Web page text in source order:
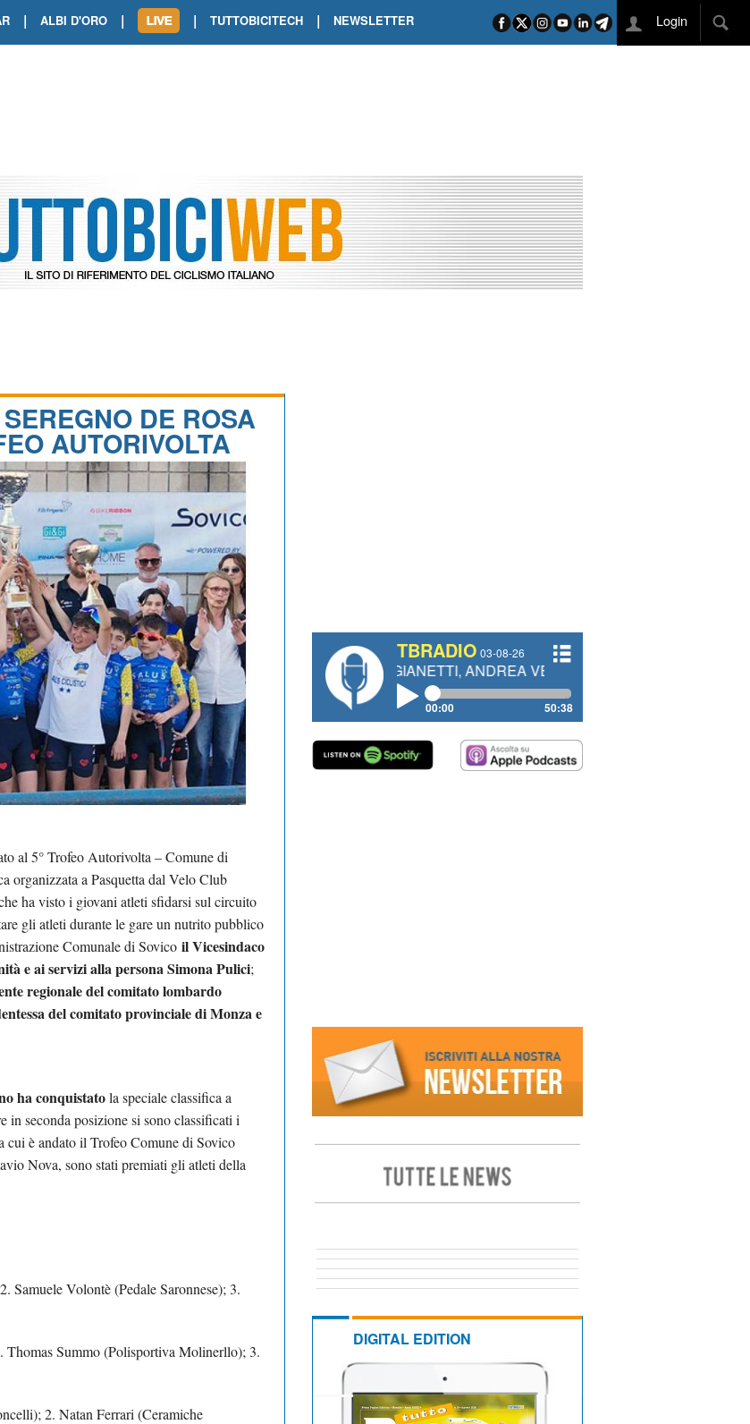
| ALBI D'ORO |
TOUR DE FRANCE. ORCIERES-MERLETTE INCORONA CARAPAZ
TOUR DE FRANCE. A VOIRON TRIONFO DI PHILIPSEN SU SCHMID E KOOIJ
| TUTTOBICITECH | NEWSLETTER Login
DE ROSA
AUTORIVOLTA
al 5° Trofeo Autorivolta – Comune di
organizzata a Pasquetta dal Velo Club
ha visto i giovani atleti sfidarsi sul circuito
gli atleti durante le gare un nutrito pubblico
Comunale di Sovico il Vicesindaco
e ai servizi alla persona Simona Pulici;
regionale del comitato lombardo
del comitato provinciale di Monza e
ha conquistatola speciale classifica a
in seconda posizione si sono classificati i
cui è andato il Trofeo Comune di Sovico
Nova, sono stati premiati gli atleti della
Volontè (Pedale Saronnese); 3.
Summo (Polisportiva Molinerllo); 3.
2. Natan Ferrari (Ceramiche
TBRADIO 03-08-26
#334 CHARLY WEGELIUS, MAURO GIANETTI, ANDREA VENDRAME, FILIPPO FIORELLI
00:00 50:38
DIGITAL EDITION